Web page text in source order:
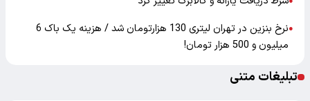
●
نرخ بنزین در تهران لیتری 130 هزارتومان شد / هزینه یک باک 6
میلیون و 500 هزار تومان!
تبلیغات متنی